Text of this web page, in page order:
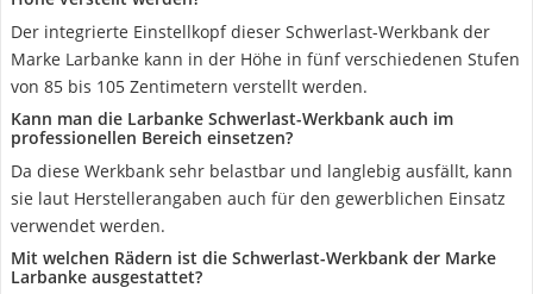
Der integrierte Einstellkopf dieser Schwerlast-Werkbank der
Marke Larbanke kann in der Höhe in fünf verschiedenen Stufen
von 85 bis 105 Zentimetern verstellt werden.
Kann man die Larbanke Schwerlast-Werkbank auch im
professionellen Bereich einsetzen?
Da diese Werkbank sehr belastbar und langlebig ausfällt, kann
sie laut Herstellerangaben auch für den gewerblichen Einsatz
verwendet werden.
Mit welchen Rädern ist die Schwerlast-Werkbank der Marke
Larbanke ausgestattet?